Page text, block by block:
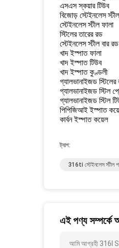
এসএস স্কয়ার টিউব
বিজোড় স্টেইনলেস
স্টেইনলেস স্টীল ফালা
স্টিলের তারের রড
স্টেইনলেস স্টীল বার রড
খাদ ইস্পাত ফালা
খাদ ইস্পাত টিউব
খাদ ইস্পাত কুণ্ডলী
গ্যালভানাইজড
গ্যালভানাইজড স্টিল
গ্যালভানাইজড স্টিল
পিপিজিআই ইস্পাত
কার্বন ইস্পাত কয়েল
ট্যাগ:
316ti স্টেইনলেস স্টীল
এই পণ্য সম্পর্কে
আমি আগ্রহী 316l